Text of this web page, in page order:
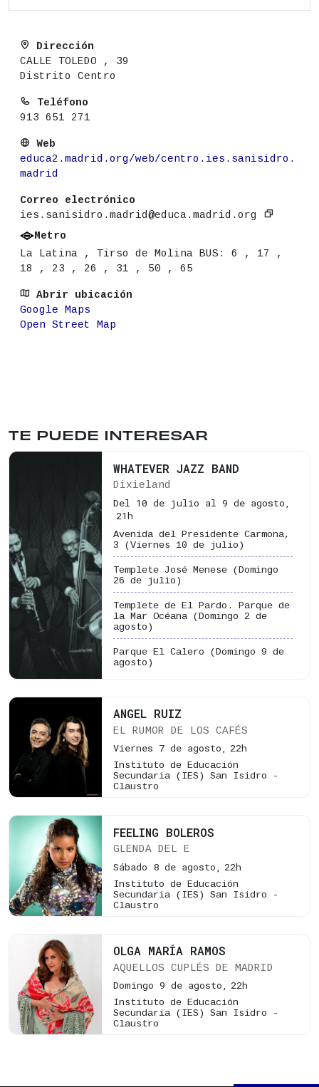
Dirección
CALLE TOLEDO , 39
Distrito Centro
Teléfono
913 651 271
Web
educa2.madrid.org/web/centro.ies.sanisidro.
madrid
Correo electrónico
ies.sanisidro.madrid@educa.madrid.org
Metro
La Latina , Tirso de Molina BUS: 6 , 17 ,
18 , 23 , 26 , 31 , 50 , 65
Abrir ubicación
Google Maps
Open Street Map
TE PUEDE INTERESAR
WHATEVER JAZZ BAND
Dixieland
Del 10 de julio al 9 de agosto,
21h
Avenida del Presidente Carmona,
3 (Viernes 10 de julio)
Templete José Menese (Domingo
26 de julio)
Templete de El Pardo. Parque de
la Mar Océana (Domingo 2 de
agosto)
Parque El Calero (Domingo 9 de
agosto)
ANGEL RUIZ
EL RUMOR DE LOS CAFÉS
Viernes 7 de agosto, 22h
Instituto de Educación
Secundaria (IES) San Isidro -
Claustro
FEELING BOLEROS
GLENDA DEL E
Sábado 8 de agosto, 22h
Instituto de Educación
Secundaria (IES) San Isidro -
Claustro
OLGA MARÍA RAMOS
AQUELLOS CUPLÉS DE MADRID
Domingo 9 de agosto, 22h
Instituto de Educación
Secundaria (IES) San Isidro -
Claustro